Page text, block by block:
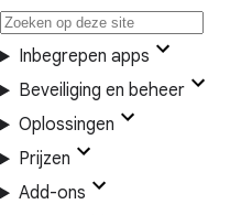
Inbegrepen apps
Beveiliging en beheer
Oplossingen
Prijzen
Add-ons